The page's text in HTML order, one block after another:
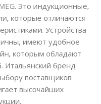
Это индукционные,
которые отличаются
Устройства
имеют удобное
которым обладают
Итальянский бренд
поставщиков
высочайших